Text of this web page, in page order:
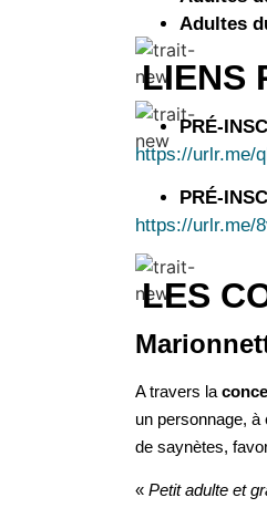
Adultes
LIENS
PRÉ-
https://urlr.me/
PRÉ-
https://urlr.me/
LES
A travers la
un personnage,
de saynètes,
« Petit adulte et